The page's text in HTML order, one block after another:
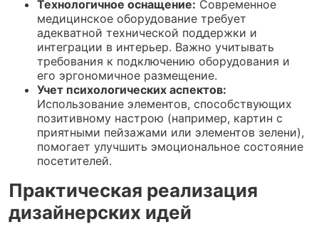
Технологичное оснащение: Современное
медицинское оборудование требует
адекватной технической поддержки и
интеграции в интерьер. Важно учитывать
требования к подключению оборудования и
его эргономичное размещение.
Учет психологических аспектов:
Использование элементов, способствующих
позитивному настрою (например, картин с
приятными пейзажами или элементов зелени),
помогает улучшить эмоциональное состояние
посетителей.
Практическая реализация
дизайнерских идей